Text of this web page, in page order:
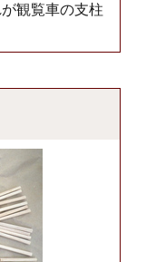
観覧車の支柱